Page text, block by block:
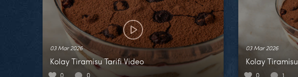
03 Mar 2026
Kolay Tiramisu Tarifi Video
0 0
03 Mar 2026
Kolay Tiramisu
0 1